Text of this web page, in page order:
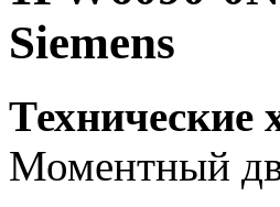
Siemens
Технические
Моментный